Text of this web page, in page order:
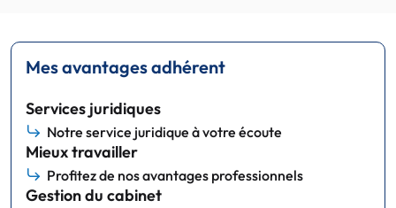
Mes avantages adhérent
Services juridiques
Notre service juridique à votre écoute
Mieux travailler
Profitez de nos avantages professionnels
Gestion du cabinet